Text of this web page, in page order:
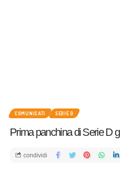
COMUNICATI SERIE D
Prima panchina di Serie D
condividi